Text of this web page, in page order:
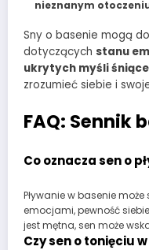
nieznanym
Sny o basenie mogą
dotyczących stanu
ukrytych myśli
zrozumieć siebie i
FAQ: Sennik
Co oznacza sen o
Pływanie w basenie
emocjami, pewność
jest mętna, sen może
Czy sen o tonięciu